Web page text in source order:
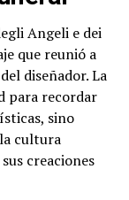
Angeli e dei
que reunió a
diseñador. La
para recordar
sino
cultura
creaciones